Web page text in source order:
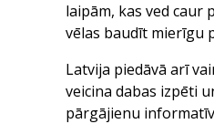
laipām, kas ved caur
vēlas baudīt mierīgu
Latvija piedāvā arī
veicina dabas izpēti
pārgājienu